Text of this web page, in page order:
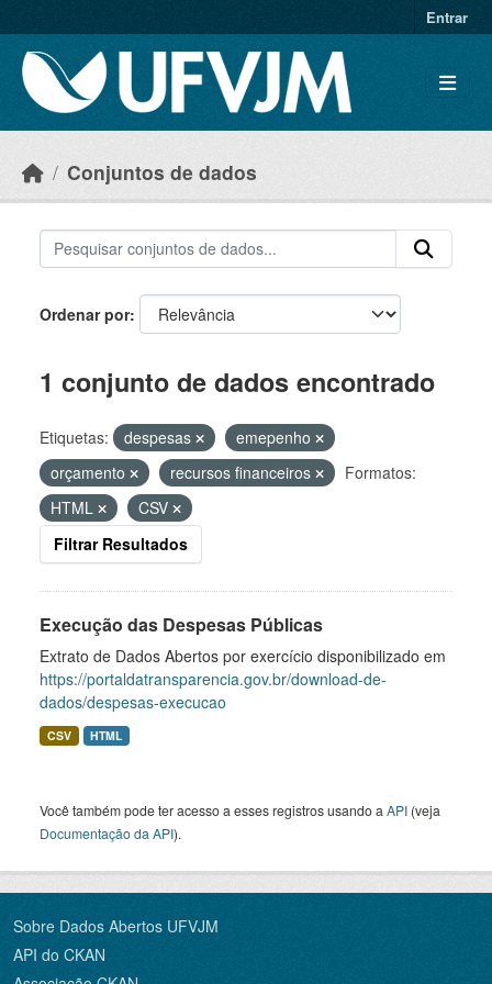
Entrar
Conjuntos de dados
Ordenar por
1 conjunto de dados encontrado
Etiquetas: despesas
emepenho
orçamento
recursos financeiros
Formatos:
HTML
CSV
Filtrar Resultados
Execução das Despesas Públicas
Extrato de Dados Abertos por exercício disponibilizado em
https://portaldatransparencia.gov.br/download-de-
dados/despesas-execucao
CSV HTML
Você também pode ter acesso a esses registros usando a API (veja
Documentação da API).
Sobre Dados Abertos UFVJM
API do CKAN